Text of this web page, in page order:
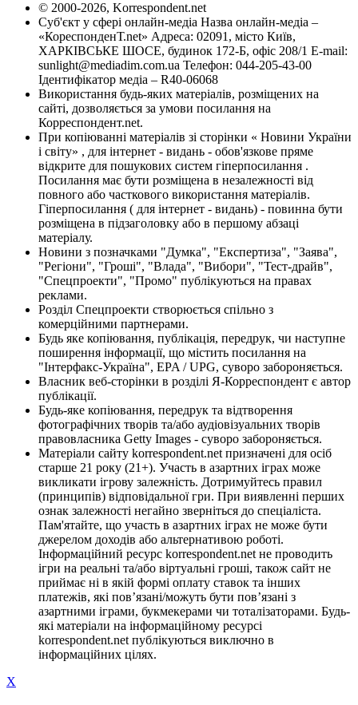
© 2000-2026, Korrespondent.net
Суб'єкт у сфері онлайн-медіа Назва онлайн-медіа –
«КореспонденТ.net» Адреса: 02091, місто Київ,
ХАРКІВСЬКЕ ШОСЕ, будинок 172-Б, офіс 208/1 E-mail:
sunlight@mediadim.com.ua Телефон: 044-205-43-00
Ідентифікатор медіа – R40-06068
Використання будь-яких матеріалів, розміщених на
сайті, дозволяється за умови посилання на
Корреспондент.net.
При копіюванні матеріалів зі сторінки « Новини України
і світу» , для інтернет - видань - обов'язкове пряме
відкрите для пошукових систем гіперпосилання .
Посилання має бути розміщена в незалежності від
повного або часткового використання матеріалів.
Гіперпосилання ( для інтернет - видань) - повинна бути
розміщена в підзаголовку або в першому абзаці
матеріалу.
Новини з позначками "Думка", "Експертиза", "Заява",
"Регіони", "Гроші", "Влада", "Вибори", "Тест-драйв",
"Спецпроекти", "Промо" публікуються на правах
реклами.
Розділ Спецпроекти створюється спільно з
комерційними партнерами.
Будь яке копіювання, публікація, передрук, чи наступне
поширення інформації, що містить посилання на
"Інтерфакс-Україна", EPA / UPG, суворо забороняється.
Власник веб-сторінки в розділі Я-Корреспондент є автор
публікації.
Будь-яке копіювання, передрук та відтворення
фотографічних творів та/або аудіовізуальних творів
правовласника Getty Images - суворо забороняється.
Матеріали сайту korrespondent.net призначені для осіб
старше 21 року (21+). Участь в азартних іграх може
викликати ігрову залежність. Дотримуйтесь правил
(принципів) відповідальної гри. При виявленні перших
ознак залежності негайно зверніться до спеціаліста.
Пам'ятайте, що участь в азартних іграх не може бути
джерелом доходів або альтернативою роботі.
Інформаційний ресурс korrespondent.net не проводить
ігри на реальні та/або віртуальні гроші, також сайт не
приймає ні в якій формі оплату ставок та інших
платежів, які пов’язані/можуть бути пов’язані з
азартними іграми, букмекерами чи тоталізаторами. Будь-
які матеріали на інформаційному ресурсі
korrespondent.net публікуються виключно в
інформаційних цілях.
X